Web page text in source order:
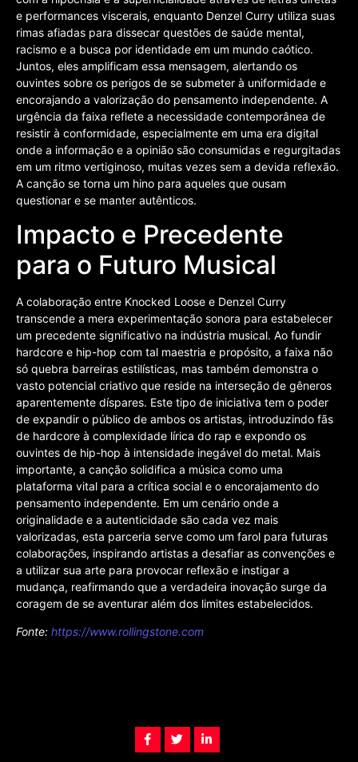
e performances viscerais, enquanto Denzel Curry utiliza suas
rimas afiadas para dissecar questões de saúde mental,
racismo e a busca por identidade em um mundo caótico.
Juntos, eles amplificam essa mensagem, alertando os
ouvintes sobre os perigos de se submeter à uniformidade e
encorajando a valorização do pensamento independente. A
urgência da faixa reflete a necessidade contemporânea de
resistir à conformidade, especialmente em uma era digital
onde a informação e a opinião são consumidas e regurgitadas
em um ritmo vertiginoso, muitas vezes sem a devida reflexão.
A canção se torna um hino para aqueles que ousam
questionar e se manter autênticos.
Impacto e Precedente
para o Futuro Musical
A colaboração entre Knocked Loose e Denzel Curry
transcende a mera experimentação sonora para estabelecer
um precedente significativo na indústria musical. Ao fundir
hardcore e hip-hop com tal maestria e propósito, a faixa não
só quebra barreiras estilísticas, mas também demonstra o
vasto potencial criativo que reside na interseção de gêneros
aparentemente díspares. Este tipo de iniciativa tem o poder
de expandir o público de ambos os artistas, introduzindo fãs
de hardcore à complexidade lírica do rap e expondo os
ouvintes de hip-hop à intensidade inegável do metal. Mais
importante, a canção solidifica a música como uma
plataforma vital para a crítica social e o encorajamento do
pensamento independente. Em um cenário onde a
originalidade e a autenticidade são cada vez mais
valorizadas, esta parceria serve como um farol para futuras
colaborações, inspirando artistas a desafiar as convenções e
a utilizar sua arte para provocar reflexão e instigar a
mudança, reafirmando que a verdadeira inovação surge da
coragem de se aventurar além dos limites estabelecidos.
Fonte: https://www.rollingstone.com